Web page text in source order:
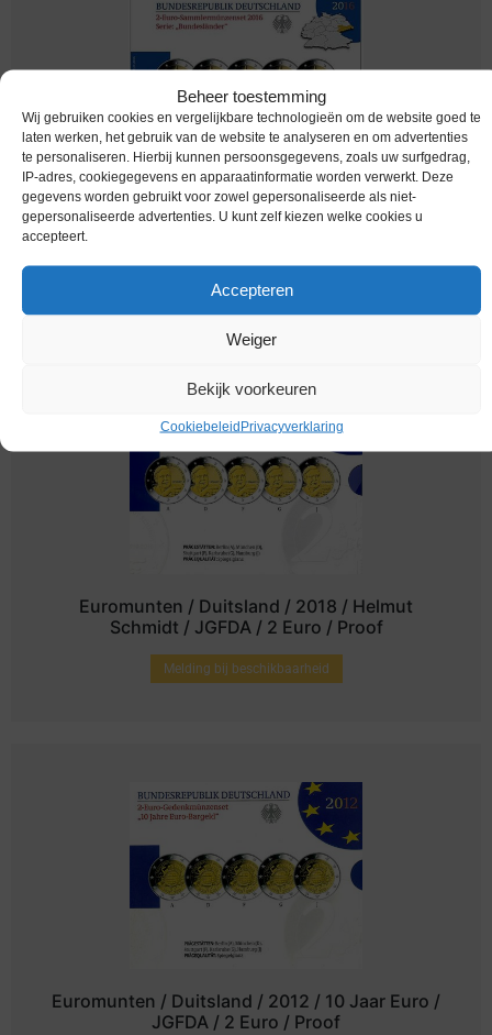
Beheer toestemming
Wij gebruiken cookies en vergelijkbare technologieën om de website goed te
laten werken, het gebruik van de website te analyseren en om advertenties
te personaliseren. Hierbij kunnen persoonsgegevens, zoals uw surfgedrag,
IP-adres, cookiegegevens en apparaatinformatie worden verwerkt. Deze
gegevens worden gebruikt voor zowel gepersonaliseerde als niet-
gepersonaliseerde advertenties. U kunt zelf kiezen welke cookies u
accepteert.
Accepteren
Weiger
Bekijk voorkeuren
CookiebeleidPrivacyverklaring
Euromunten / Duitsland / 2016 / Sachsen /
Euromunten / Duitsland / 2018 / Helmut
Schmidt / JGFDA / 2 Euro / Proof
Melding bij beschikbaarheid
Euromunten / Duitsland / 2012 / 10 Jaar Euro /
JGFDA / 2 Euro / Proof